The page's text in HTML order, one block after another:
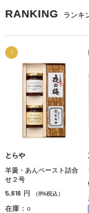
RANKING ランキ
1
とらや
羊羹・あんペースト詰合
せ２号
5,616 円 （8%税込）
在庫：○